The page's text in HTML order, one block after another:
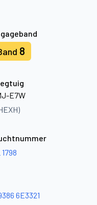
8
E7W
6E3321